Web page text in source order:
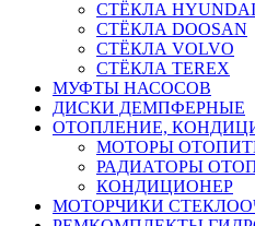
СТЁКЛА HYUNDAI
СТЁКЛА DOOSAN
СТЁКЛА VOLVO
СТЁКЛА TEREX
МУФТЫ НАСОСОВ
ДИСКИ ДЕМПФЕРНЫЕ
ОТОПЛЕНИЕ,
МОТОРЫ
РАДИАТОРЫ
КОНДИЦИОНЕР
МОТОРЧИКИ